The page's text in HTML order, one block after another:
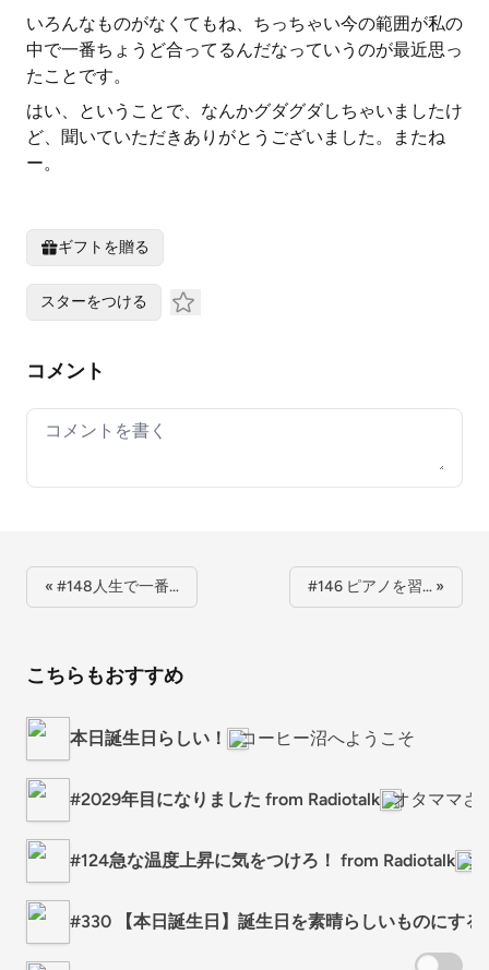
いろんなものがなくてもね、ちっちゃい今の範囲が私の
中で一番ちょうど合ってるんだなっていうのが最近思っ
たことです。
はい、ということで、なんかグダグダしちゃいましたけ
ど、聞いていただきありがとうございました。またね
ー。
ギフトを贈る
スターをつける
コメント
Your comment
« #148人生で一番… #146 ピアノを習… »
こちらもおすすめ
本日誕生日らしい！ コーヒー沼へようこそ
#2029年目になりました from Radiotalk オタママさ
#124急な温度上昇に気をつけろ！ from Radiotalk
#330 【本日誕生日】誕生日を素晴らしいものにする